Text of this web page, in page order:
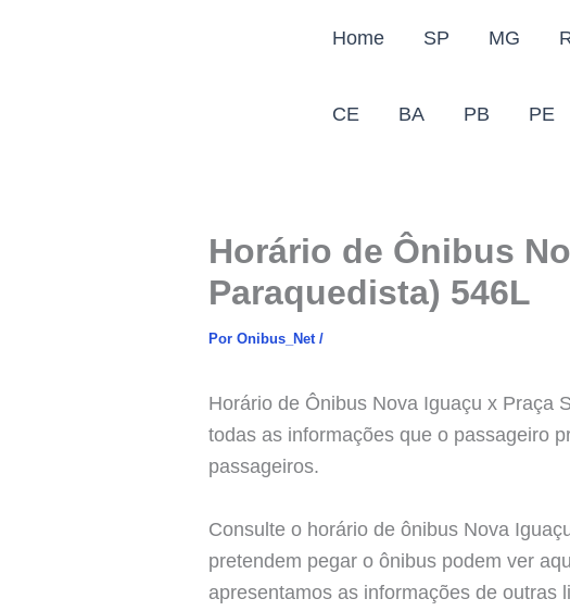
Home SP MG
CE BA PB PE
Horário de Ônibus
Paraquedista) 546L
Por Onibus_Net /
Horário de Ônibus Nova Iguaçu x Praça
todas as informações que o passageiro
passageiros.
Consulte o horário de ônibus Nova
pretendem pegar o ônibus podem ver
apresentamos as informações de outras